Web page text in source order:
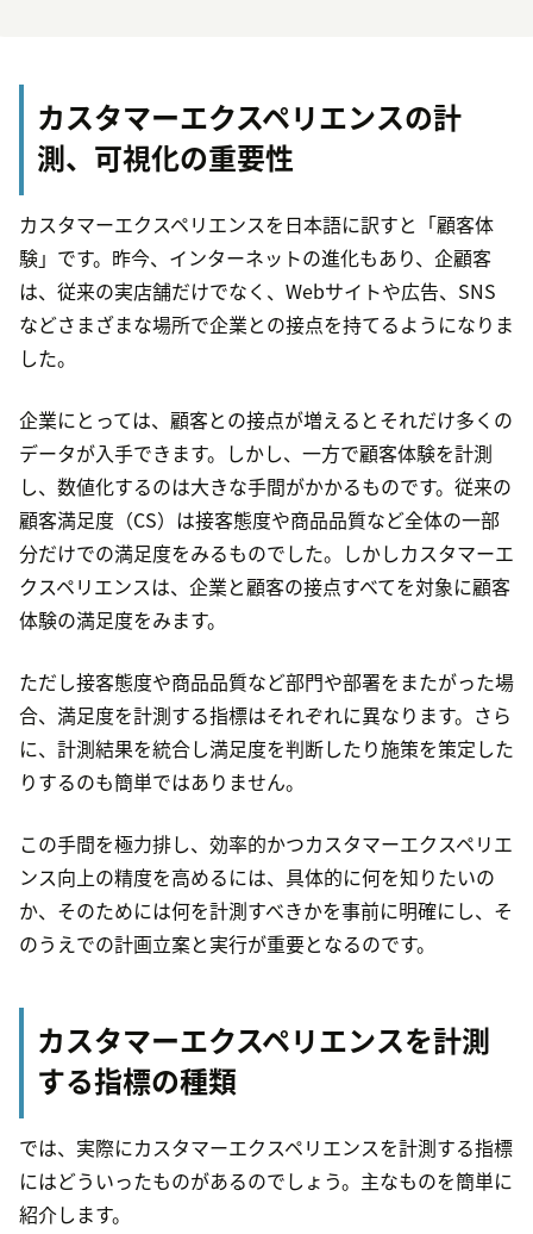
カスタマーエクスペリエンスの計
測、可視化の重要性
カスタマーエクスペリエンスを日本語に訳すと「顧客体
験」です。昨今、インターネットの進化もあり、企顧客
は、従来の実店舗だけでなく、Webサイトや広告、SNS
などさまざまな場所で企業との接点を持てるようになりま
した。
企業にとっては、顧客との接点が増えるとそれだけ多くの
データが入手できます。しかし、一方で顧客体験を計測
し、数値化するのは大きな手間がかかるものです。従来の
顧客満足度（CS）は接客態度や商品品質など全体の一部
分だけでの満足度をみるものでした。しかしカスタマーエ
クスペリエンスは、企業と顧客の接点すべてを対象に顧客
体験の満足度をみます。
ただし接客態度や商品品質など部門や部署をまたがった場
合、満足度を計測する指標はそれぞれに異なります。さら
に、計測結果を統合し満足度を判断したり施策を策定した
りするのも簡単ではありません。
この手間を極力排し、効率的かつカスタマーエクスペリエ
ンス向上の精度を高めるには、具体的に何を知りたいの
か、そのためには何を計測すべきかを事前に明確にし、そ
のうえでの計画立案と実行が重要となるのです。
カスタマーエクスペリエンスを計測
する指標の種類
では、実際にカスタマーエクスペリエンスを計測する指標
にはどういったものがあるのでしょう。主なものを簡単に
紹介します。